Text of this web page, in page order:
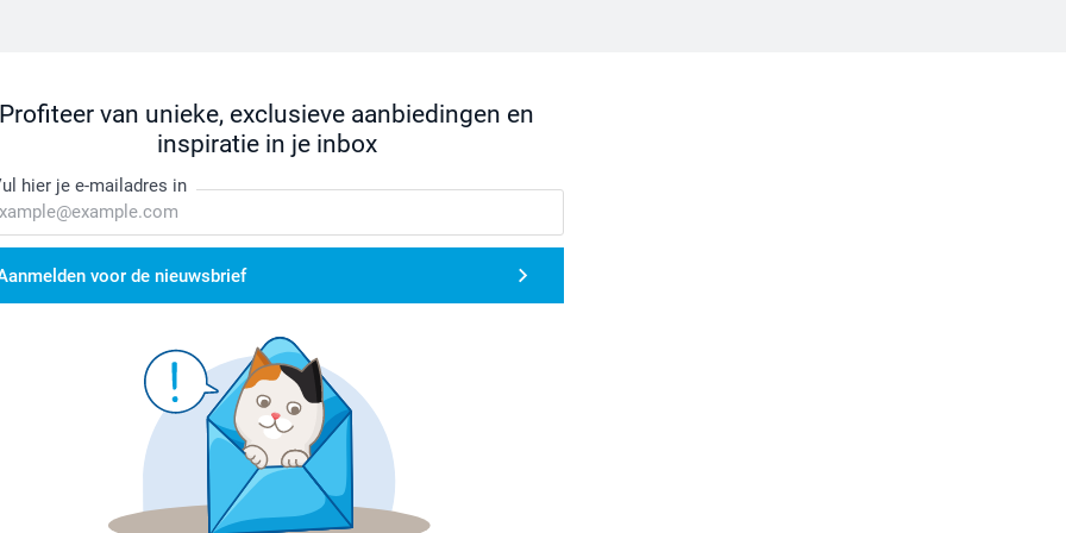
Profiteer van unieke, exclusieve aanbiedingen en
inspiratie in je inbox
hier je e-mailadres in
voor de nieuwsbrief